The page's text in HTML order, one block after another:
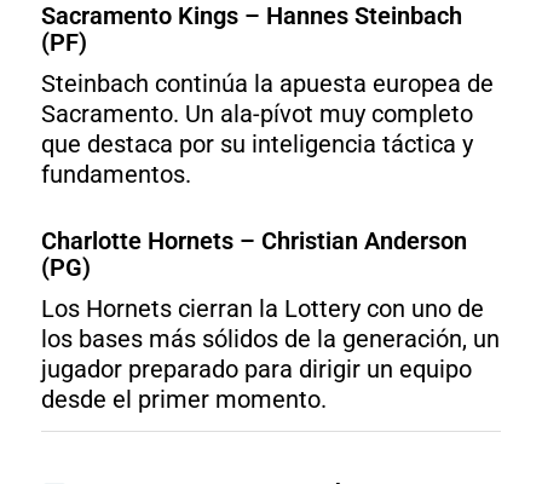
Sacramento Kings – Hannes Steinbach
(PF)
Steinbach continúa la apuesta europea de
Sacramento. Un ala-pívot muy completo
que destaca por su inteligencia táctica y
fundamentos.
Charlotte Hornets – Christian Anderson
(PG)
Los Hornets cierran la Lottery con uno de
los bases más sólidos de la generación, un
jugador preparado para dirigir un equipo
desde el primer momento.